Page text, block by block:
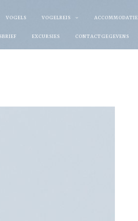
VOGELS VOGELREIS ACCOMMODATIE
EXCURSIES CONTACTGEGEVENS